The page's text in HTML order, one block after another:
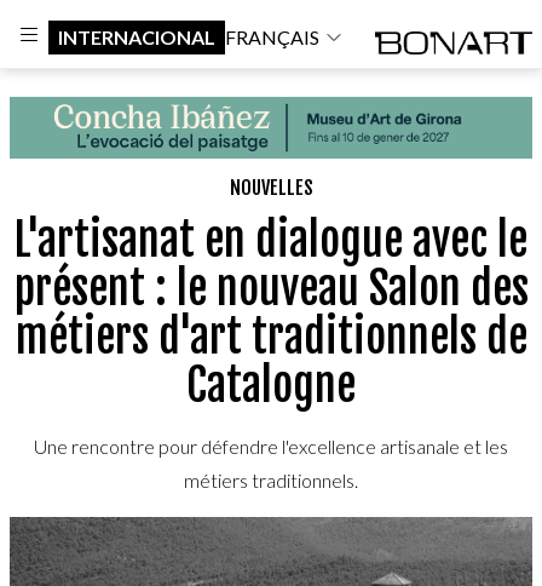
INTERNACIONAL FRANÇAIS
NOUVELLES
L'artisanat en dialogue avec le
présent : le nouveau Salon des
métiers d'art traditionnels de
Catalogne
Une rencontre pour défendre l'excellence artisanale et les
métiers traditionnels.